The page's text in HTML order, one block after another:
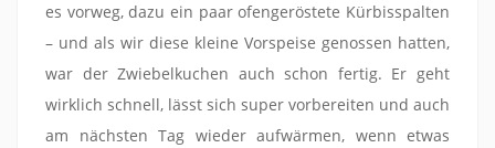
es vorweg, dazu ein paar ofengeröstete Kürbisspalten
– und als wir diese kleine Vorspeise genossen hatten,
war der Zwiebelkuchen auch schon fertig. Er geht
wirklich schnell, lässt sich super vorbereiten und auch
am nächsten Tag wieder aufwärmen, wenn etwas